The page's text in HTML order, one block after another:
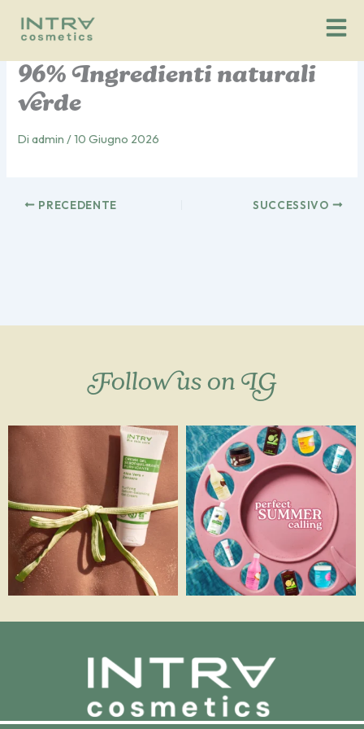
96% Ingredienti naturali
verde
Diadmin/10 Giugno 2026
PRECEDENTE SUCCESSIVO
Follow us on IG